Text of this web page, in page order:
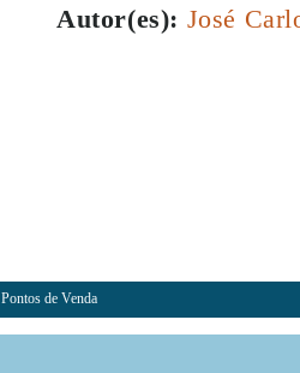
Autor(es): José
Pontos de Venda